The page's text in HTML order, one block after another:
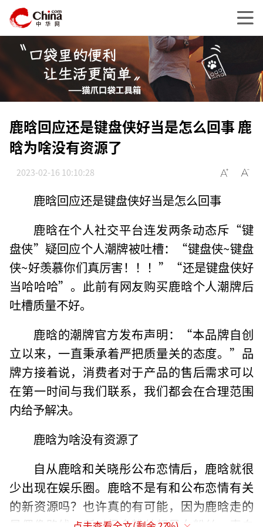
鹿晗回应还是键盘侠好当是怎么回事 鹿
晗为啥没有资源了
2023-02-16 10:10:28
鹿晗回应还是键盘侠好当是怎么回事
鹿晗在个人社交平台连发两条动态斥“键
盘侠”疑回应个人潮牌被吐槽：“键盘侠~键盘
侠~好羡慕你们真厉害！！！”“还是键盘侠好
当哈哈哈”。此前有网友购买鹿晗个人潮牌后
吐槽质量不好。
鹿晗的潮牌官方发布声明：“本品牌自创
立以来，一直秉承着严把质量关的态度。”品
牌方接着说，消费者对于产品的售后需求可以
在第一时间与我们联系，我们都会在合理范围
内给予解决。
鹿晗为啥没有资源了
自从鹿晗和关晓彤公布恋情后，鹿晗就很
少出现在娱乐圈。鹿晗不是有和公布恋情有关
的新资源吗？也许真的有可能，因为鹿晗走的